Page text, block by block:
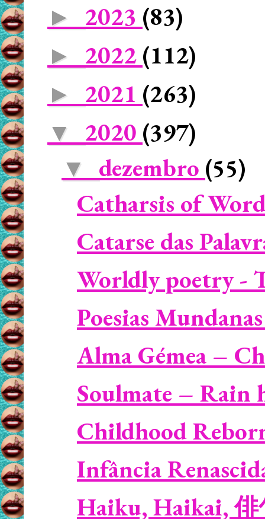
► 2023 (83)
► 2022 (112)
► 2021 (263)
▼ 2020 (397)
▼ dezembro (55)
Catharsis of
Catarse das
Worldly poetry -
Poesias
Alma Gémea –
Soulmate – Rain
Childhood
Infância
Haiku, Haikai, 俳